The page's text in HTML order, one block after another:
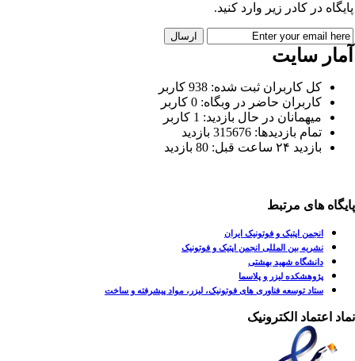
در کادر زیر وارد کنید.
سایت
کل کاربران ثبت شده: 938 کاربر
کاربران حاضر در وبگاه: 0 کاربر
میهمانان در حال بازدید: 1 کاربر
تمام بازدید‌ها: 315676 بازدید
بازدید ۲۴ ساعت قبل: 80 بازدید
های مرتبط
انجمن اپتیک و فوتونیک ایران
نشریه بین المللی انجمن اپتیک و فوتونیک
دانشگاه شهید بهشتی
پژوهشکده لیزر و پلاسما
ستاد توسعه فناوری های فوتونیک، لیزر، مواد پیشرفته و ساخت
اعتماد الکترونیک